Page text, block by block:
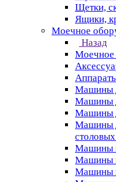
Щетки,
Ящики,
Моечное
Назад
Моечное
Машины
Машины
Машины
Машины
Машины
Машины
Машины